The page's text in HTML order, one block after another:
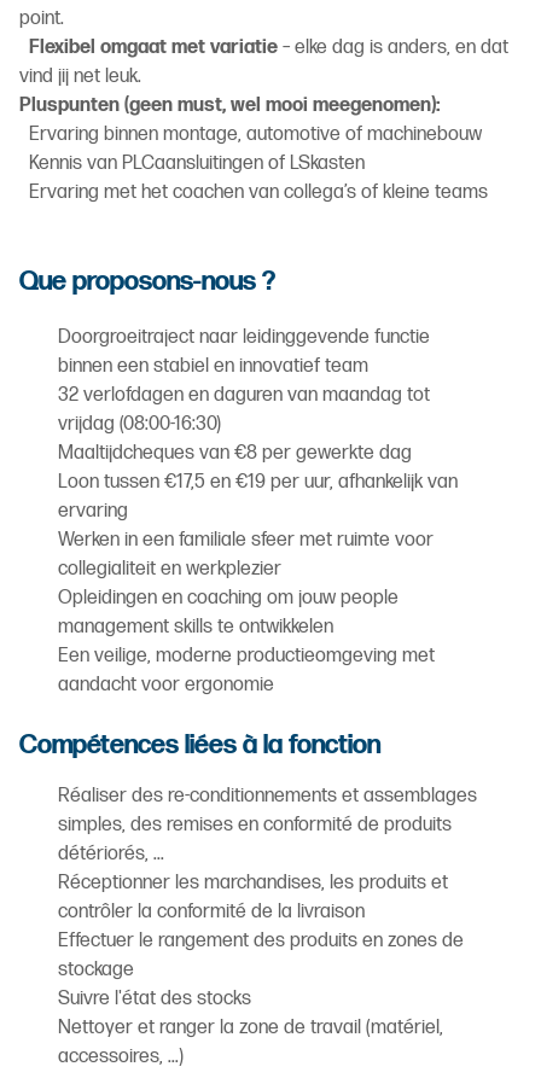
point.
Flexibel omgaat met variatie – elke dag is anders, en dat
vind jij net leuk.
Pluspunten (geen must, wel mooi meegenomen):
Ervaring binnen montage, automotive of machinebouw
Kennis van PLCaansluitingen of LSkasten
Ervaring met het coachen van collega’s of kleine teams
Que proposons-nous ?
Doorgroeitraject naar leidinggevende functie
binnen een stabiel en innovatief team
32 verlofdagen en daguren van maandag tot
vrijdag (08:00-16:30)
Maaltijdcheques van €8 per gewerkte dag
Loon tussen €17,5 en €19 per uur, afhankelijk van
ervaring
Werken in een familiale sfeer met ruimte voor
collegialiteit en werkplezier
Opleidingen en coaching om jouw people
management skills te ontwikkelen
Een veilige, moderne productieomgeving met
aandacht voor ergonomie
Compétences liées à la fonction
Réaliser des re-conditionnements et assemblages
simples, des remises en conformité de produits
détériorés, ...
Réceptionner les marchandises, les produits et
contrôler la conformité de la livraison
Effectuer le rangement des produits en zones de
stockage
Suivre l'état des stocks
Nettoyer et ranger la zone de travail (matériel,
accessoires, ...)